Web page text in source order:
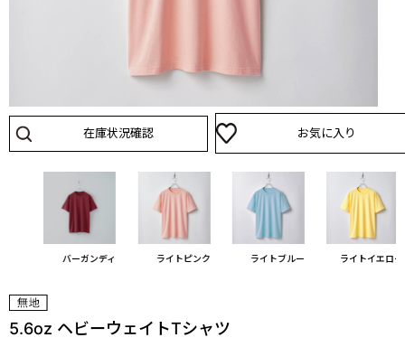
在庫状況確認 お気に入り
バーガンディ ライトピンク ライトブルー ライトイエロー
5.6oz ヘビーウェイトTシャツ